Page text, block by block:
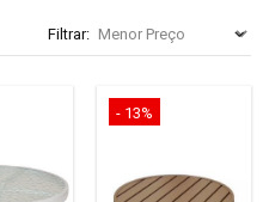
Filtrar:
- 13%